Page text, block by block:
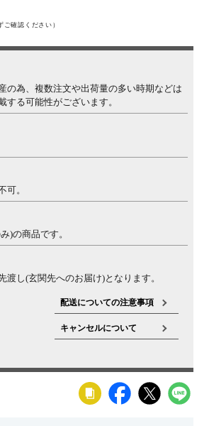
ご確認ください）
の為、複数注文や出荷量の多い時期などは
する可能性がございます。
可。
)の商品です。
渡し(玄関先へのお届け)となります。
配送についての注意事項
キャンセルについて